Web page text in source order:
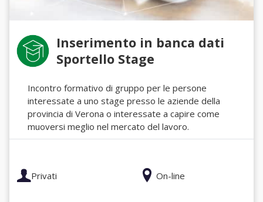
Inserimento in banca dati
Sportello Stage
Incontro formativo di gruppo per le persone
interessate a uno stage presso le aziende della
provincia di Verona o interessate a capire come
muoversi meglio nel mercato del lavoro.
Privati On-line